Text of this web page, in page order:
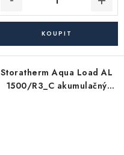
Storatherm Aqua Load AL
1500/R3_C akumulačný